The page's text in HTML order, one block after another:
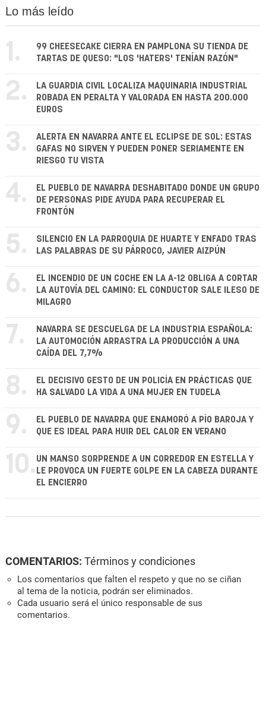
Lo más leído
1.
99 CHEESECAKE CIERRA EN PAMPLONA SU TIENDA DE
TARTAS DE QUESO: "LOS 'HATERS' TENÍAN RAZÓN"
2.
LA GUARDIA CIVIL LOCALIZA MAQUINARIA INDUSTRIAL
ROBADA EN PERALTA Y VALORADA EN HASTA 200.000
EUROS
3.
ALERTA EN NAVARRA ANTE EL ECLIPSE DE SOL: ESTAS
GAFAS NO SIRVEN Y PUEDEN PONER SERIAMENTE EN
RIESGO TU VISTA
4.
EL PUEBLO DE NAVARRA DESHABITADO DONDE UN GRUPO
DE PERSONAS PIDE AYUDA PARA RECUPERAR EL
FRONTÓN
5.
SILENCIO EN LA PARROQUIA DE HUARTE Y ENFADO TRAS
LAS PALABRAS DE SU PÁRROCO, JAVIER AIZPÚN
6.
EL INCENDIO DE UN COCHE EN LA A-12 OBLIGA A CORTAR
LA AUTOVÍA DEL CAMINO: EL CONDUCTOR SALE ILESO DE
MILAGRO
7.
NAVARRA SE DESCUELGA DE LA INDUSTRIA ESPAÑOLA:
LA AUTOMOCIÓN ARRASTRA LA PRODUCCIÓN A UNA
CAÍDA DEL 7,7%
8.
EL DECISIVO GESTO DE UN POLICÍA EN PRÁCTICAS QUE
HA SALVADO LA VIDA A UNA MUJER EN TUDELA
9.
EL PUEBLO DE NAVARRA QUE ENAMORÓ A PÍO BAROJA Y
QUE ES IDEAL PARA HUIR DEL CALOR EN VERANO
10. UN MANSO SORPRENDE A UN CORREDOR EN ESTELLA Y
LE PROVOCA UN FUERTE GOLPE EN LA CABEZA DURANTE
EL ENCIERRO
COMENTARIOS: Términos y condiciones
Los comentarios que falten el respeto y que no se ciñan
al tema de la noticia, podrán ser eliminados.
Cada usuario será el único responsable de sus
comentarios.